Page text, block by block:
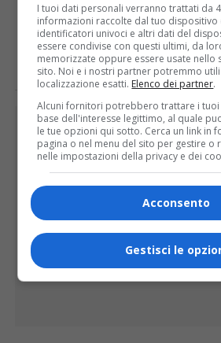
E TU COSA NE
PUBBLICITÀ
I tuoi dati personali verranno trattati da
informazioni raccolte dal tuo dispositivo
identificatori univoci e altri dati del
essere condivise con questi ultimi, da
memorizzate oppure essere usate nello
sito. Noi e i nostri partner potremmo
localizzazione esatti. Elenco dei partner.
Alcuni fornitori potrebbero trattare i
base dell'interesse legittimo, al quale
le tue opzioni qui sotto. Cerca un link in
pagina o nel menu del sito per gestire o
nelle impostazioni della privacy e dei
Acconsento
Gestisci le